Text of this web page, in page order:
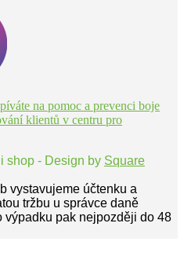
na pomoc a prevenci boje
klientů v centru pro
shop - Design by Square
vystavujeme účtenku a
tržbu u správce daně
pak nejpozději do 48